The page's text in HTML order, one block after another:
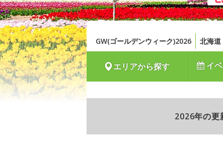
GW(ゴールデンウィーク)2026 北海道
エリアから探す イベ
2026年の更